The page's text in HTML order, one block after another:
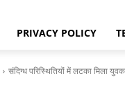
PRIVACY POLICY
संदिग्ध परिस्थितियों में लटका मिला